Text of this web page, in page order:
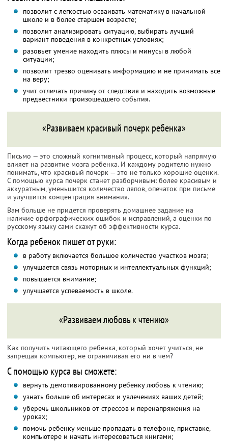
позволит с легкостью осваивать математику в начальной
школе и в более старшем возрасте;
позволит анализировать ситуацию, выбирать лучший
вариант поведения в конкретных условиях;
разовьет умение находить плюсы и минусы в любой
ситуации;
позволит трезво оценивать информацию и не принимать все
на веру;
учит отличать причину от следствия и находить возможные
предвестники произошедшего события.
«Развиваем красивый почерк ребенка»
Письмо — это сложный когнитивный процесс, который напрямую
влияет на развитие мозга ребенка. И каждому родителю нужно
понимать, что красивый почерк — это не только хорошие оценки.
С помощью курса почерк станет разборчивым: более красивым и
аккуратным, уменьшится количество ляпов, опечаток при письме
и улучшится концентрация внимания.
Вам больше не придется проверять домашнее задание на
наличие орфографических ошибок и исправлений, а оценки по
русскому языку сами скажут об эффективности курса.
Когда ребенок пишет от руки:
в работу включается большое количество участков мозга;
улучшается связь моторных и интеллектуальных функций;
повышается внимание;
улучшается успеваемость в школе.
«Развиваем любовь к чтению»
Как получить читающего ребенка, который хочет учиться, не
запрещая компьютер, не ограничивая его ни в чем?
С помощью курса вы сможете:
вернуть демотивированному ребенку любовь к чтению;
узнать больше об интересах и увлечениях ваших детей;
уберечь школьников от стрессов и перенапряжения на
уроках;
помочь ребенку меньше пропадать в телефоне, приставке,
компьютере и начать интересоваться книгами;